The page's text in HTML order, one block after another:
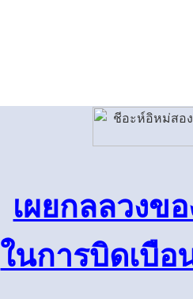
เผยกลลวงข
ในการบิดเบือ